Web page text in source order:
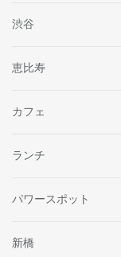
渋谷
恵比寿
カフェ
ランチ
パワースポット
新橋